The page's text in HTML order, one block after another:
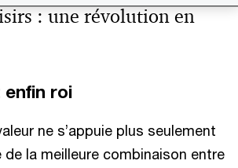
: une révolution en
enfin roi
ne s’appuie plus seulement
de la meilleure combinaison entre